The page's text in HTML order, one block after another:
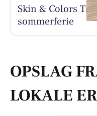
Skin & Colors
sommerferie
OPSLAG
LOKALE